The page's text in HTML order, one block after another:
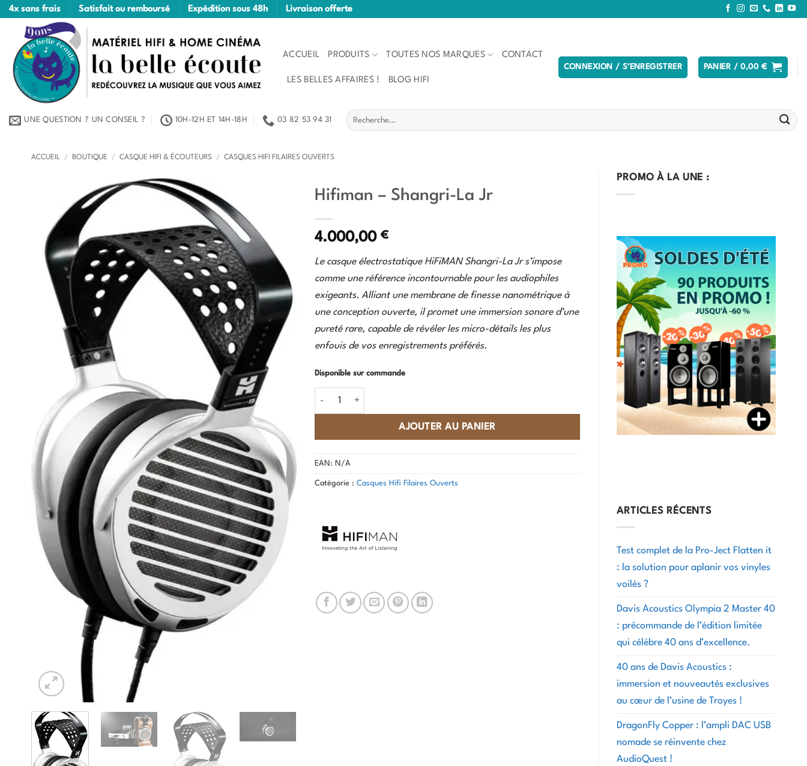
Passer
contenu
4x sans frais Satisfait ou remboursé Expédition sous 48h Livraison offerte
ACCUEIL PRODUITS TOUTES NOS MARQUES CONTACT
LES BELLES AFFAIRES ! BLOG HIFI
CONNEXION / S’ENREGISTRER PANIER /0,00 €
UNE QUESTION ? UN CONSEIL ? 10H-12H ET 14H-18H 03 82 53 94 31
Recherche
pour :
ACCUEIL / BOUTIQUE / CASQUE HIFI & ÉCOUTEURS / CASQUES HIFI FILAIRES OUVERTS
PROMO À LA UNE :
ARTICLES RÉCENTS
Test complet de la Pro-Ject Flatten it
: la solution pour aplanir vos vinyles
voilés ?
Davis Acoustics Olympia 2 Master 40
: précommande de l’édition limitée
qui célèbre 40 ans d’excellence.
40 ans de Davis Acoustics :
immersion et nouveautés exclusives
au cœur de l’usine de Troyes !
DragonFly Copper : l’ampli DAC USB
nomade se réinvente chez
AudioQuest !
Hifiman – Shangri-La Jr
4.000,00 €
Le casque électrostatique HiFiMAN Shangri-La Jr s’impose
comme une référence incontournable pour les audiophiles
exigeants. Alliant une membrane de finesse nanométrique à
une conception ouverte, il promet une immersion sonore d’une
pureté rare, capable de révéler les micro-détails les plus
enfouis de vos enregistrements préférés.
Disponible sur commande
quantité de Hifiman - Shangri-La Jr
AJOUTER AU PANIER
EAN: N/A
Catégorie : Casques Hifi Filaires Ouverts